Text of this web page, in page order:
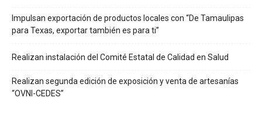
Impulsan exportación de productos locales con “De Tamaulipas
para Texas, exportar también es para ti”
Realizan instalación del Comité Estatal de Calidad en Salud
Realizan segunda edición de exposición y venta de artesanías
“OVNI-CEDES”